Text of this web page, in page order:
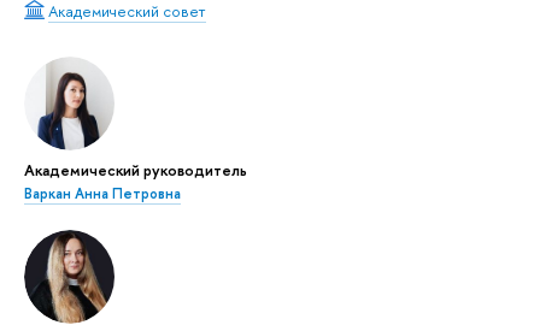
Академический совет
Академический руководитель
Варкан Анна Петровна